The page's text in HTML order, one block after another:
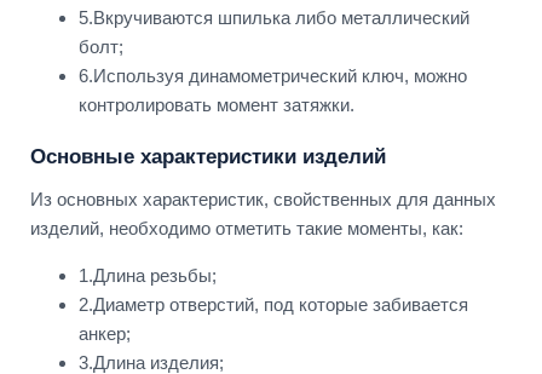
5.Вкручиваются шпилька либо металлический
болт;
6.Используя динамометрический ключ, можно
контролировать момент затяжки.
Основные характеристики изделий
Из основных характеристик, свойственных для данных
изделий, необходимо отметить такие моменты, как:
1.Длина резьбы;
2.Диаметр отверстий, под которые забивается
анкер;
3.Длина изделия;